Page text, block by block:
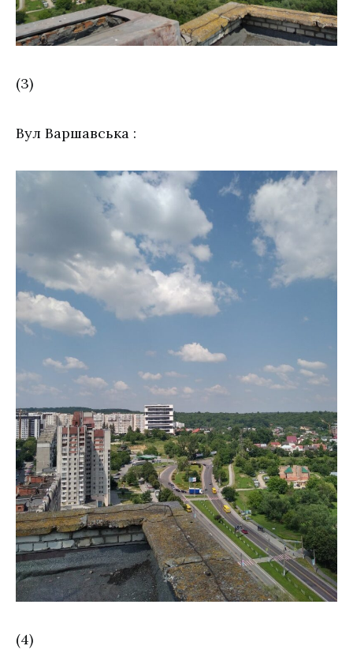
(3)
Вул Варшавська :
(4)